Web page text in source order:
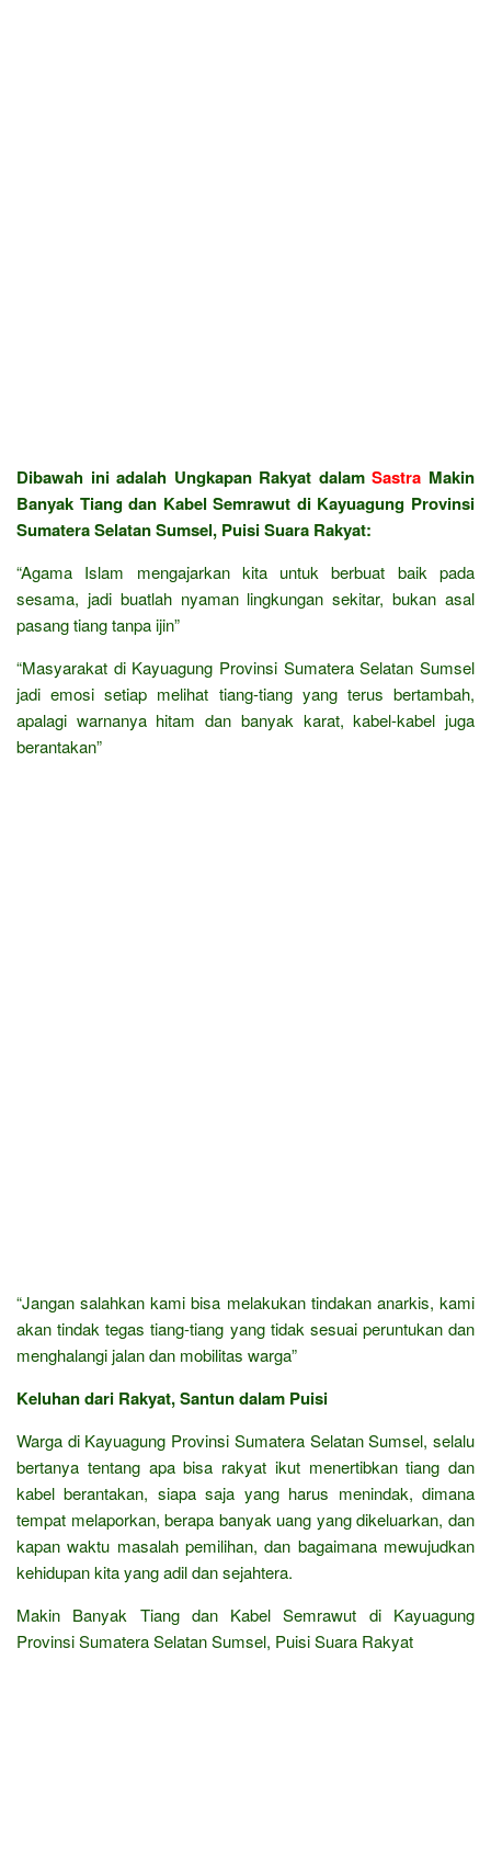
Dibawah ini adalah Ungkapan Rakyat dalamSastra Makin
Banyak Tiang dan Kabel Semrawut di Kayuagung Provinsi
Sumatera Selatan Sumsel, Puisi Suara Rakyat:
“Agama Islam mengajarkan kita untuk berbuat baik pada
sesama, jadi buatlah nyaman lingkungan sekitar, bukan asal
pasang tiang tanpa ijin”
“Masyarakat di Kayuagung Provinsi Sumatera Selatan Sumsel
jadi emosi setiap melihat tiang-tiang yang terus bertambah,
apalagi warnanya hitam dan banyak karat, kabel-kabel juga
berantakan”
“Jangan salahkan kami bisa melakukan tindakan anarkis, kami
akan tindak tegas tiang-tiang yang tidak sesuai peruntukan dan
menghalangi jalan dan mobilitas warga”
Keluhan dari Rakyat, Santun dalam Puisi
Warga di Kayuagung Provinsi Sumatera Selatan Sumsel, selalu
bertanya tentang apa bisa rakyat ikut menertibkan tiang dan
kabel berantakan, siapa saja yang harus menindak, dimana
tempat melaporkan, berapa banyak uang yang dikeluarkan, dan
kapan waktu masalah pemilihan, dan bagaimana mewujudkan
kehidupan kita yang adil dan sejahtera.
Makin Banyak Tiang dan Kabel Semrawut di Kayuagung
Provinsi Sumatera Selatan Sumsel, Puisi Suara Rakyat